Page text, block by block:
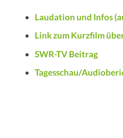
Laudation und Infos
Link zum Kurzfilm
SWR-TV Beitrag
Tagesschau/